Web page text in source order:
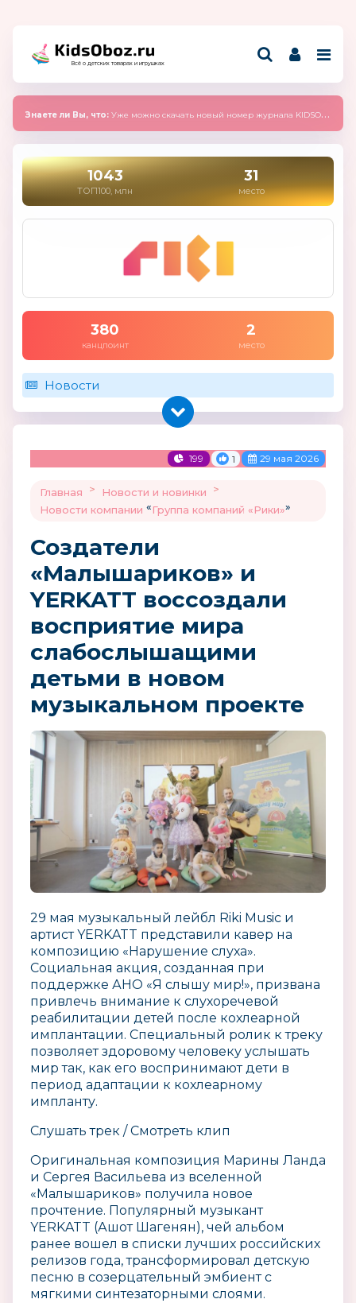
Всё о детских товарах и игрушках
Знаете ли Вы, что: Уже можно скачать новый номер журнала KIDSOBOZ 2025 (сентябрь)
1043
ТОП100, млн
31
место
380
канцпоинт
2
место
Новости
199 1 29 мая 2026
Главная > Новости и новинки
>
Новости компании «Группа компаний «Рики»»
Создатели
«Малышариков» и
YERKATT воссоздали
восприятие мира
слабослышащими
детьми в новом
музыкальном проекте
29 мая музыкальный лейбл Riki Music и
артист YERKATT представили кавер на
композицию «Нарушение слуха».
Социальная акция, созданная при
поддержке АНО «Я слышу мир!», призвана
привлечь внимание к слухоречевой
реабилитации детей после кохлеарной
имплантации. Специальный ролик к треку
позволяет здоровому человеку услышать
мир так, как его воспринимают дети в
период адаптации к кохлеарному
импланту.
Слушать трек / Смотреть клип
Оригинальная композиция Марины Ланда
и Сергея Васильева из вселенной
«Малышариков» получила новое
прочтение. Популярный музыкант
YERKATT (Ашот Шагенян), чей альбом
ранее вошел в списки лучших российских
релизов года, трансформировал детскую
песню в созерцательный эмбиент с
мягкими синтезаторными слоями.